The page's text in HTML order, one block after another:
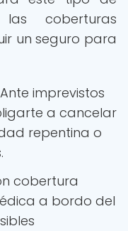
coberturas
un seguro para
Ante imprevistos
a cancelar
repentina o
cobertura
a bordo del